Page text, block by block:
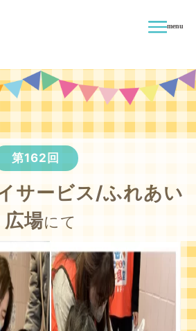
menu
第162回
サービス/ふれあい
広場にて